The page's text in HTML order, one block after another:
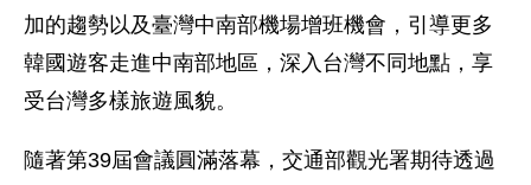
加的趨勢以及臺灣中南部機場增班機會，引導更多
韓國遊客走進中南部地區，深入台灣不同地點，享
受台灣多樣旅遊風貌。
隨著第39屆會議圓滿落幕，交通部觀光署期待透過